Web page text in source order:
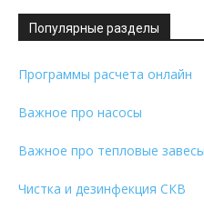
Популярные разделы
Программы расчета онлайн
Важное про насосы
Важное про тепловые завесы
Чистка и дезинфекция СКВ